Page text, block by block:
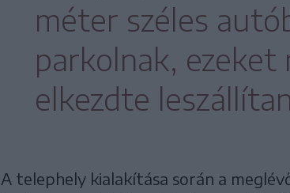
méter széles
parkolnak, ezeket
elkezdte
A telephely kialakítása során a